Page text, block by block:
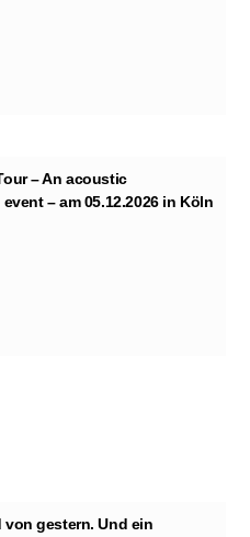
– An acoustic
– am 05.12.2026 in Köln
von gestern. Und ein